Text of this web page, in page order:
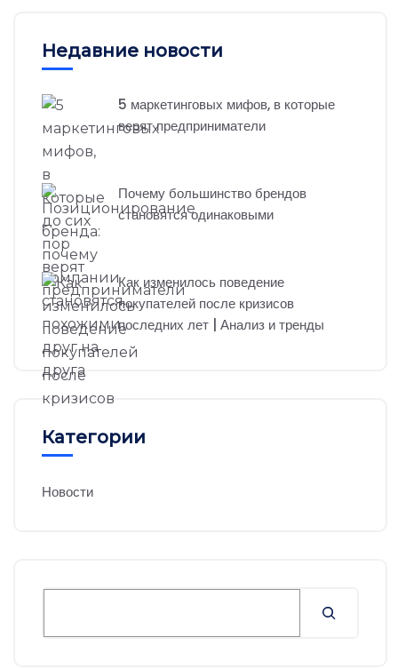
Недавние новости
5 маркетинговых мифов, в которые
верят предприниматели
Почему большинство брендов
становятся одинаковыми
Как изменилось поведение
покупателей после кризисов
последних лет | Анализ и тренды
Категории
Новости